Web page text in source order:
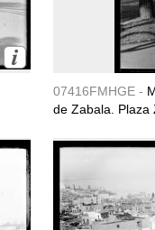
07416FMHGE -
de Zabala. Plaza